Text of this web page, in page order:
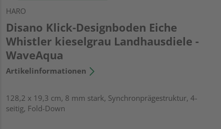
HARO
Disano Klick-Designboden Eiche
Whistler kieselgrau Landhausdiele -
WaveAqua
Artikelinformationen
128,2 x 19,3 cm, 8 mm stark, Synchronprägestruktur, 4-
seitig, Fold-Down